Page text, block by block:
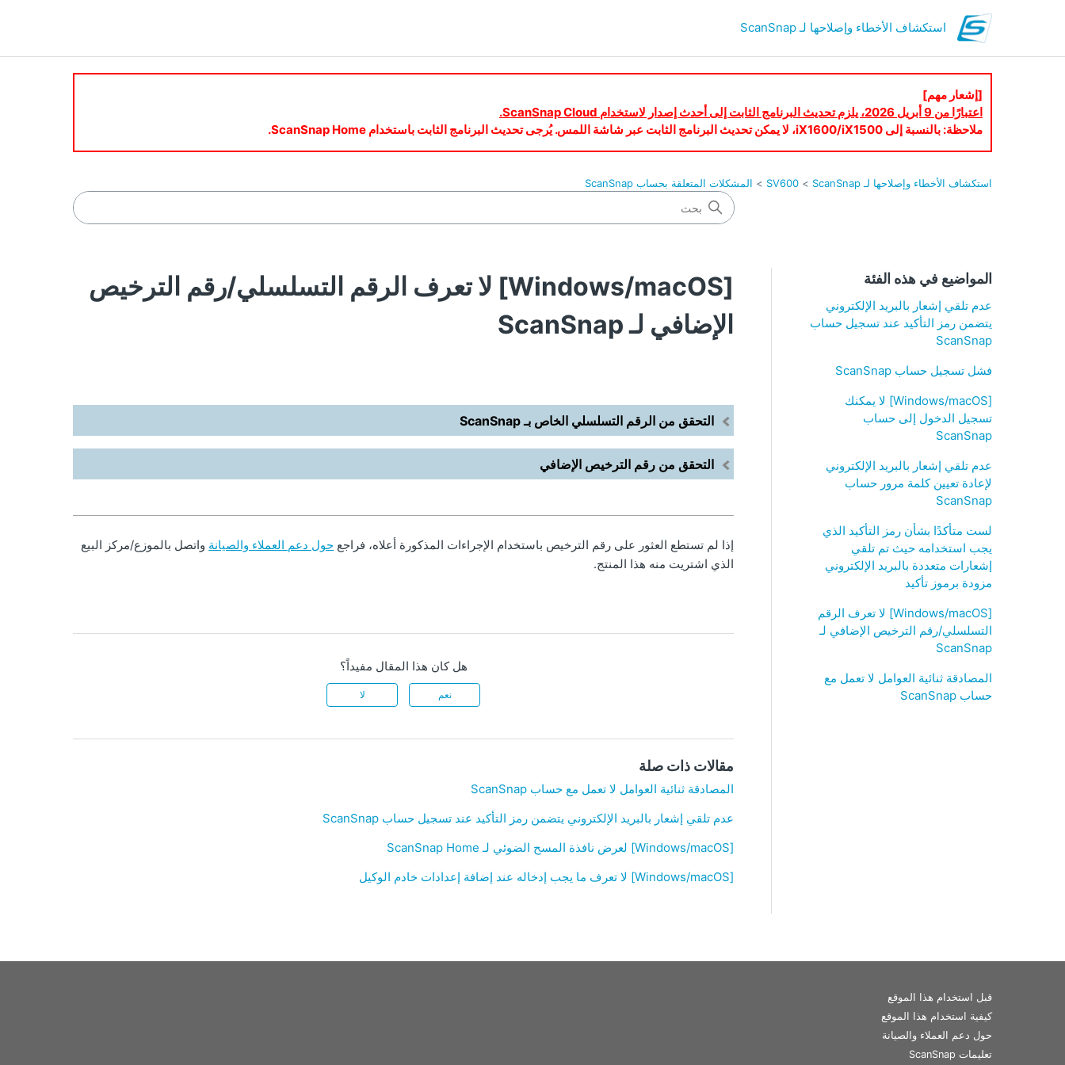
استكشاف الأخطاء وإصلاحها لـ ScanSnap
[إشعار مهم]
اعتبارًا من 9 أبريل 2026، يلزم تحديث البرنامج الثابت إلى أحدث إصدار لاستخدام ScanSnap Cloud.
ملاحظة: بالنسبة إلى iX1600/iX1500، لا يمكن تحديث البرنامج الثابت عبر شاشة اللمس. يُرجى تحديث البرنامج الثابت باستخدام ScanSnap Home.
استكشاف الأخطاء وإصلاحها لـ ScanSnap SV600 المشكلات المتعلقة بحساب ScanSnap
المواضيع في هذه الفئة
عدم تلقي إشعار بالبريد الإلكتروني
يتضمن رمز التأكيد عند تسجيل حساب
ScanSnap
فشل تسجيل حساب ScanSnap
[Windows/macOS] لا يمكنك
تسجيل الدخول إلى حساب
ScanSnap
عدم تلقي إشعار بالبريد الإلكتروني
لإعادة تعيين كلمة مرور حساب
ScanSnap
لست متأكدًا بشأن رمز التأكيد الذي
يجب استخدامه حيث تم تلقي
إشعارات متعددة بالبريد الإلكتروني
مزودة برموز تأكيد
[Windows/macOS] لا تعرف الرقم
التسلسلي/رقم الترخيص الإضافي لـ
ScanSnap
المصادقة ثنائية العوامل لا تعمل مع
حساب ScanSnap
[Windows/macOS] لا تعرف الرقم التسلسلي/رقم الترخيص
الإضافي لـ ScanSnap
التحقق من الرقم التسلسلي الخاص بـ ScanSnap
التحقق من رقم الترخيص الإضافي
إذا لم تستطع العثور على رقم الترخيص باستخدام الإجراءات المذكورة أعلاه، فراجع حول دعم العملاء والصيانة واتصل بالموزع/مركز البيع
الذي اشتريت منه هذا المنتج.
هل كان هذا المقال مفيداً؟
نعم لا
مقالات ذات صلة
المصادقة ثنائية العوامل لا تعمل مع حساب ScanSnap
عدم تلقي إشعار بالبريد الإلكتروني يتضمن رمز التأكيد عند تسجيل حساب ScanSnap
[Windows/macOS] لعرض نافذة المسح الضوئي لـ ScanSnap Home
[Windows/macOS] لا تعرف ما يجب إدخاله عند إضافة إعدادات خادم الوكيل
قبل استخدام هذا الموقع
كيفية استخدام هذا الموقع
حول دعم العملاء والصيانة
تعليمات ScanSnap